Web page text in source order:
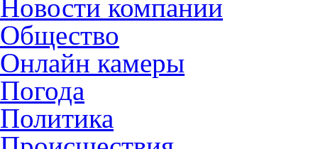
Новости компании
Общество
Онлайн камеры
Погода
Политика